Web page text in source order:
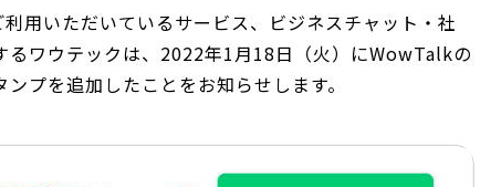
用いただいているサービス、ビジネスチャット・社
ワウテックは、2022年1月18日（火）にWowTalkの
プを追加したことをお知らせします。